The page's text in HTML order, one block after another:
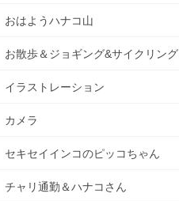
おはようハナコ山
お散歩＆ジョギング&サイクリング
イラストレーション
カメラ
セキセイインコのピッコちゃん
チャリ通勤＆ハナコさん